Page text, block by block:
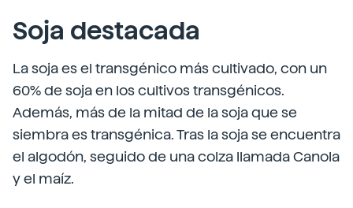
Soja destacada
La soja es el transgénico más cultivado, con un
60% de soja en los cultivos transgénicos.
Además, más de la mitad de la soja que se
siembra es transgénica. Tras la soja se encuentra
el algodón, seguido de una colza llamada Canola
y el maíz.